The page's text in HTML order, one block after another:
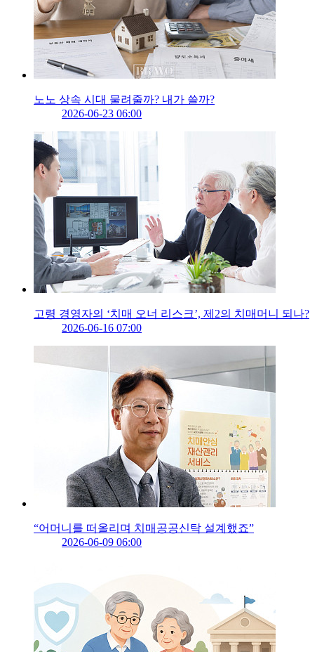
노노 상속 시대 물려줄까? 내가 쓸까?
2026-06-23 06:00
고령 경영자의 ‘치매 오너 리스크’, 제2의 치매머니 되나?
2026-06-16 07:00
“어머니를 떠올리며 치매공공신탁 설계했죠”
2026-06-09 06:00